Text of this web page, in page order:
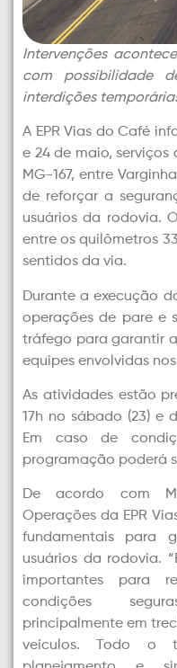
Intervenções
com possibilidade
interdições
A EPR Vias do Café
e 24 de maio,
MG-167, entre
de reforçar a
usuários da rodovia.
entre os quilômetros
sentidos da via.
Durante a execução
operações de pare e
tráfego para garantir
equipes envolvidas
As atividades estão
17h no sábado (23) e
Em caso de
programação poderá
De acordo com
Operações da EPR
fundamentais para
usuários da rodovia.
importantes para
condições
principalmente em
veículos. Todo o